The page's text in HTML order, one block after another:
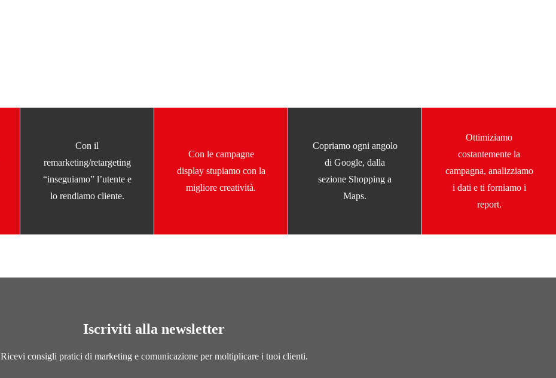
Con il
remarketing/retargeting
“inseguiamo” l’utente e
lo rendiamo cliente.
Con le campagne
display stupiamo con la
migliore creatività.
Copriamo ogni angolo
di Google, dalla
sezione Shopping a
Maps.
Ottimiziamo
costantemente la
campagna, analizziamo
i dati e ti forniamo i
report.
Iscriviti alla newsletter
Ricevi consigli pratici di marketing e comunicazione per moltiplicare i tuoi clienti.